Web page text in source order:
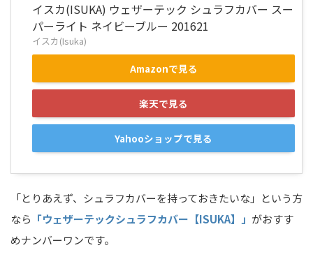
イスカ(ISUKA) ウェザーテック シュラフカバー スー
パーライト ネイビーブルー 201621
イスカ(Isuka)
Amazonで見る
楽天で見る
Yahooショップで見る
「とりあえず、シュラフカバーを持っておきたいな」という方
なら 「ウェザーテックシュラフカバー【ISUKA】」 がおすす
めナンバーワンです。